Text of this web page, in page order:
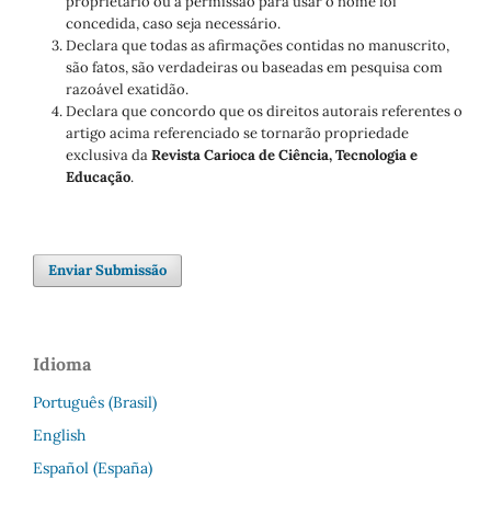
concedida, caso seja necessário.
Declara que todas as afirmações contidas no manuscrito,
são fatos, são verdadeiras ou baseadas em pesquisa com
razoável exatidão.
Declara que concordo que os direitos autorais referentes o
artigo acima referenciado se tornarão propriedade
exclusiva daRevista Carioca de Ciência, Tecnologia e
Educação.
Enviar Submissão
Idioma
Português (Brasil)
English
Español (España)